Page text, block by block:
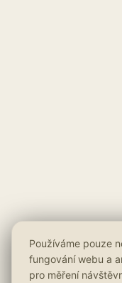
Používáme pouze
fungování webu a
pro měření